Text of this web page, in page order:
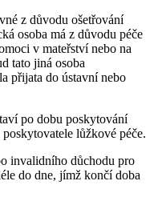
z důvodu ošetřování
osoba má z důvodu péče
v mateřství nebo na
tato jiná osoba
přijata do ústavní nebo
po dobu poskytování
lůžkové péče.
invalidního důchodu pro
do dne, jímž končí doba